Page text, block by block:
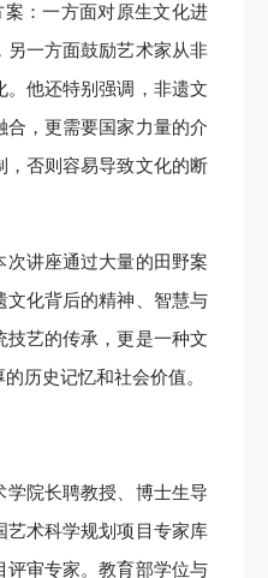
案：一方面对原生文化进
另一方面鼓励艺术家从非
他还特别强调，非遗文
，更需要国家力量的介
，否则容易导致文化的断
讲座通过大量的田野案
文化背后的精神、智慧与
艺的传承，更是一种文
历史记忆和社会价值。
院长聘教授、博士生导
艺术科学规划项目专家库
评审专家。教育部学位与